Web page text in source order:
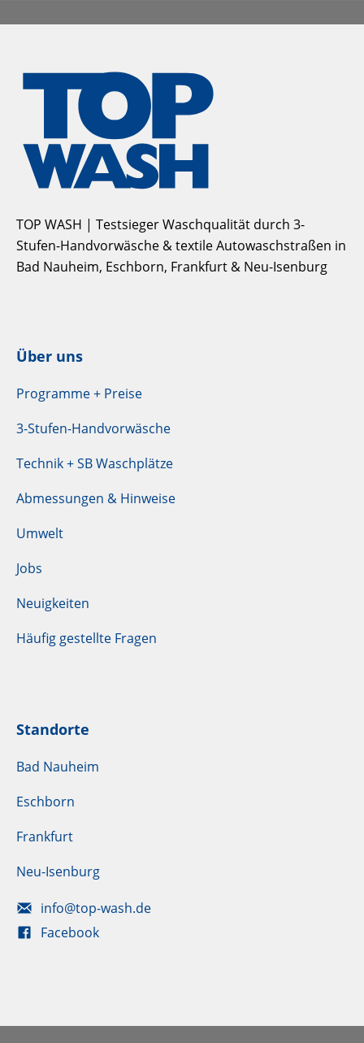
TOP WASH | Testsieger Waschqualität durch 3-
Stufen-Handvorwäsche & textile Autowaschstraßen in
Bad Nauheim, Eschborn, Frankfurt & Neu-Isenburg
Über uns
Programme + Preise
3-Stufen-Handvorwäsche
Technik + SB Waschplätze
Abmessungen & Hinweise
Umwelt
Jobs
Neuigkeiten
Häufig gestellte Fragen
Standorte
Bad Nauheim
Eschborn
Frankfurt
Neu-Isenburg
info@top-wash.de
Facebook